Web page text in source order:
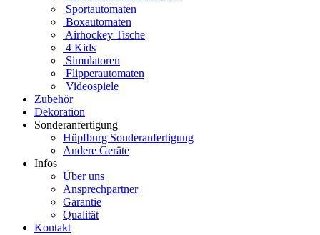
Sportautomaten
Boxautomaten
Airhockey Tische
4 Kids
Simulatoren
Flipperautomaten
Videospiele
Zubehör
Dekoration
Sonderanfertigung
Hüpfburg Sonderanfertigung
Andere Geräte
Infos
Über uns
Ansprechpartner
Garantie
Qualität
Kontakt